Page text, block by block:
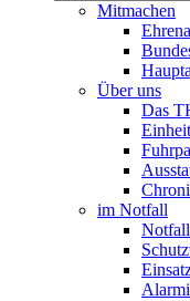
Mitmachen
Über uns
Das
im Notfall